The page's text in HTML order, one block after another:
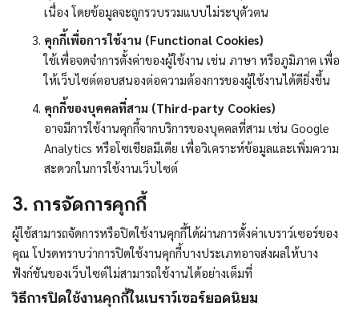
เนื่อง โดยข้อมูลจะถูกรวบรวมแบบไม่ระบุตัวตน
คุกกี้เพื่อการใช้งาน (Functional Cookies)
ใช้เพื่อจดจำการตั้งค่าของผู้ใช้งาน เช่น ภาษา หรือภูมิภาค เพื่อ
ให้เว็บไซต์ตอบสนองต่อความต้องการของผู้ใช้งานได้ดียิ่งขึ้น
คุกกี้ของบุคคลที่สาม (Third-party Cookies)
อาจมีการใช้งานคุกกี้จากบริการของบุคคลที่สาม เช่น Google
Analytics หรือโซเชียลมีเดีย เพื่อวิเคราะห์ข้อมูลและเพิ่มความ
สะดวกในการใช้งานเว็บไซต์
3. การจัดการคุกกี้
ผู้ใช้สามารถจัดการหรือปิดใช้งานคุกกี้ได้ผ่านการตั้งค่าเบราว์เซอร์ของ
คุณ โปรดทราบว่าการปิดใช้งานคุกกี้บางประเภทอาจส่งผลให้บาง
ฟังก์ชันของเว็บไซต์ไม่สามารถใช้งานได้อย่างเต็มที่
วิธีการปิดใช้งานคุกกี้ในเบราว์เซอร์ยอดนิยม